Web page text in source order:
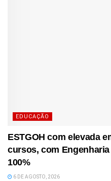
EDUCAÇÃO
ESTGOH com elevada
cursos, com
100%
6 DE AGOSTO, 2026